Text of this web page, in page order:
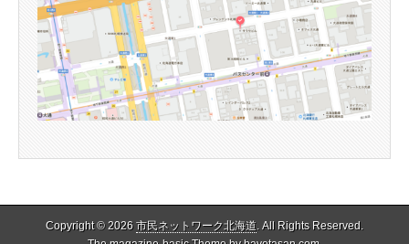
Copyright © 2026 市民ネットワーク北海道. All Rights Reserved.